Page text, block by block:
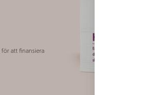
för att finansiera